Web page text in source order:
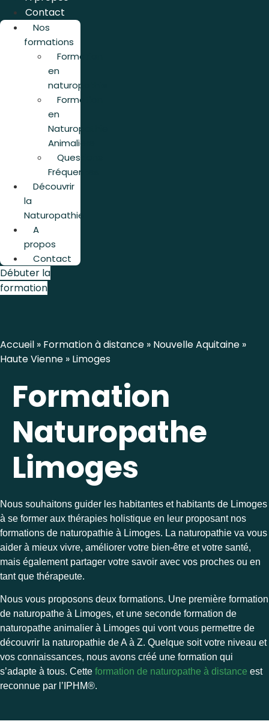
Contact
Nos
formations
Formation
en
naturopathie
Formation
en
Naturopathie
Animalière
Questions
Fréquentes
Découvrir
la
Naturopathie
A
propos
Contact
Débuter la
formation
Accueil » Formation à distance » Nouvelle Aquitaine »
Haute Vienne » Limoges
Formation
Naturopathe
Limoges
Nous souhaitons guider les habitantes et habitants de Limoges
à se former aux thérapies holistique en leur proposant nos
formations de naturopathie à Limoges. La naturopathie va vous
aider à mieux vivre, améliorer votre bien-être et votre santé,
mais également partager votre savoir avec vos proches ou en
tant que thérapeute.
Nous vous proposons deux formations. Une première formation
de naturopathe à Limoges, et une seconde formation de
naturopathe animalier à Limoges qui vont vous permettre de
découvrir la naturopathie de A à Z. Quelque soit votre niveau et
vos connaissances, nous avons créé une formation qui
s’adapte à tous. Cette formation de naturopathe à distance est
reconnue par l’ IPHM®.